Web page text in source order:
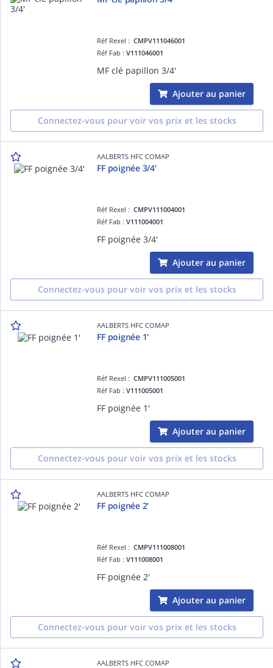
Réf Rexel :CMPV111046001
Réf Fab :V111046001
MF clé papillon 3/4'
Ajouter au panier
Connectez-vous pour voir vos prix et les stocks
AALBERTS HFC COMAP
FF poignée 3/4'
Réf Rexel :CMPV111004001
Réf Fab :V111004001
FF poignée 3/4'
Ajouter au panier
Connectez-vous pour voir vos prix et les stocks
AALBERTS HFC COMAP
FF poignée 1'
Réf Rexel :CMPV111005001
Réf Fab :V111005001
FF poignée 1'
Ajouter au panier
Connectez-vous pour voir vos prix et les stocks
AALBERTS HFC COMAP
FF poignée 2'
Réf Rexel :CMPV111008001
Réf Fab :V111008001
FF poignée 2'
Ajouter au panier
Connectez-vous pour voir vos prix et les stocks
AALBERTS HFC COMAP